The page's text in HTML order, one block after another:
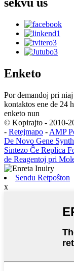
Enketo
Por demandoj pri
kontaktos ene de 24
enketo nun
© Kopirajto - 2010-
- Retejmapo - AMP
De Novo Gene
Sintezo Ĉe Replica
de Reagentoj pri
Sendu Retpoŝton
x